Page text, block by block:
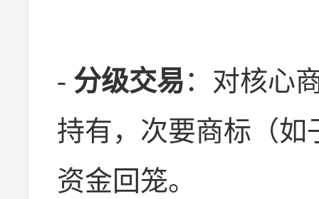
- 分级交易：对核心
持有，次要商标（如
资金回笼。